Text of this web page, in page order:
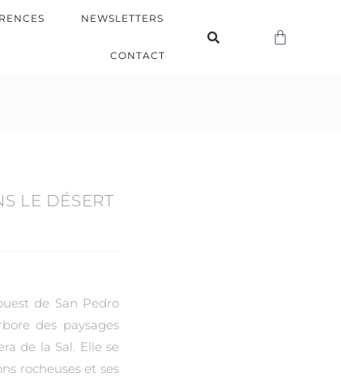
NEWSLETTERS
CONTACT
LE DÉSERT
de San Pedro
des paysages
de la Sal. Elle se
rocheuses et ses